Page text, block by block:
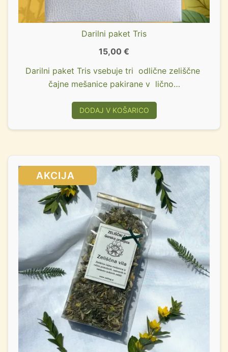
Darilni paket Tris
15,00 €
Darilni paket Tris vsebuje tri odlične zeliščne
čajne mešanice pakirane v lično…
DODAJ V KOŠARICO
SALE!